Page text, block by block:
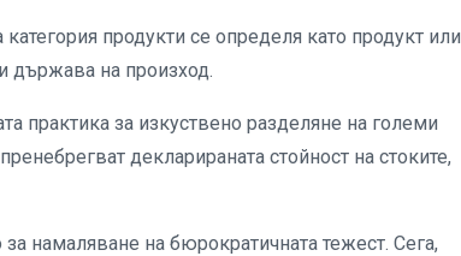
продукти се определя като продукт или
държава на произход.
практика за изкуствено разделяне на големи
декларираната стойност на стоките,
намаляване на бюрократичната тежест. Сега,